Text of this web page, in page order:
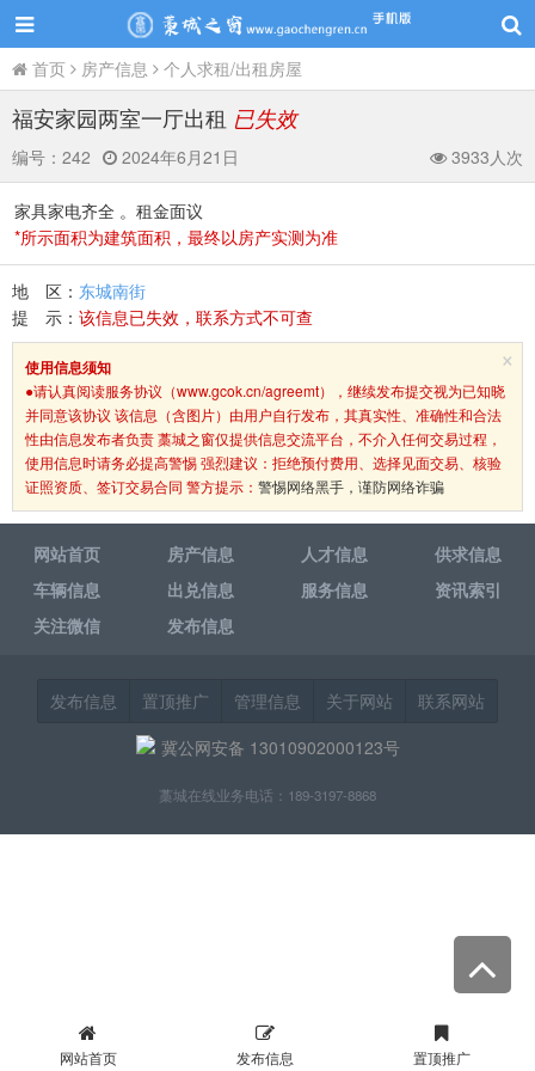
首页 房产信息 个人求租/出租房屋
福安家园两室一厅出租 已失效
编号： 242 2024年6月21日 3933人次
家具家电齐全 。租金面议
*所示面积为建筑面积，最终以房产实测为准
地 区： 东城南街
提 示： 该信息已失效，联系方式不可查
×
使用信息须知
●请认真阅读服务协议（www.gcok.cn/agreemt），继续发布提交视为已知晓
并同意该协议 该信息（含图片）由用户自行发布，其真实性、准确性和合法
性由信息发布者负责 藁城之窗仅提供信息交流平台，不介入任何交易过程，
使用信息时请务必提高警惕 强烈建议：拒绝预付费用、选择见面交易、核验
证照资质、签订交易合同 警方提示： 警惕网络黑手，谨防网络诈骗
网站首页 房产信息 人才信息
供求信息
车辆信息
出兑信息 服务信息
资讯索引
关注微信
发布信息
发布信息 置顶推广 管理信息 关于网站
联系网站
冀公网安备 13010902000123号
藁城在线业务电话：189-3197-8868
网站首页 发布信息 置顶推广